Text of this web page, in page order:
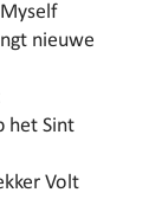
nieuwe
het Sint
Volt